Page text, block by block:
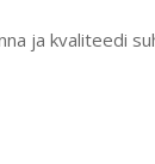
ja kvaliteedi